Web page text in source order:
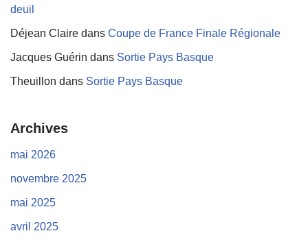
deuil
Déjean Claire dans Coupe de France Finale Régionale
Jacques Guérin dans Sortie Pays Basque
Theuillon dans Sortie Pays Basque
Archives
mai 2026
novembre 2025
mai 2025
avril 2025